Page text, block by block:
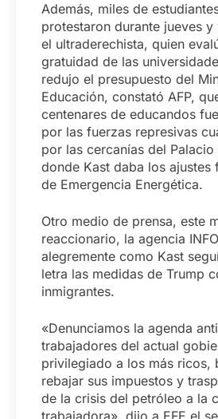
Además, miles de
protestaron durante jueves y
el ultraderechista, quien
gratuidad de las
redujo el presupuesto del
Educación, constató AFP,
centenares de educandos
por las fuerzas represivas
por las cercanías del
donde Kast daba los ajustes
de Emergencia Energética.
Otro medio de prensa, este
reaccionario, la agencia
alegremente como Kast
letra las medidas de Trump
inmigrantes.
«Denunciamos la agenda
trabajadores del actual
privilegiado a los más ricos,
rebajar sus impuestos y
de la crisis del petróleo a la